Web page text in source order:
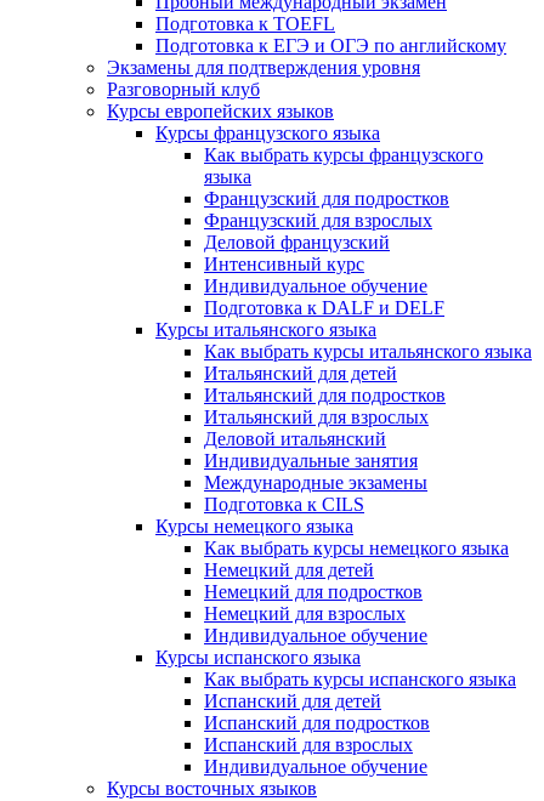
Подготовка к TOEFL
Подготовка к ЕГЭ и ОГЭ по английскому
Экзамены для подтверждения уровня
Разговорный клуб
Курсы европейских языков
Курсы французского языка
Как выбрать курсы французского
языка
Французский для подростков
Французский для взрослых
Деловой французский
Интенсивный курс
Индивидуальное обучение
Подготовка к DALF и DELF
Курсы итальянского языка
Как выбрать курсы итальянского языка
Итальянский для детей
Итальянский для подростков
Итальянский для взрослых
Деловой итальянский
Индивидуальные занятия
Международные экзамены
Подготовка к CILS
Курсы немецкого языка
Как выбрать курсы немецкого языка
Немецкий для детей
Немецкий для подростков
Немецкий для взрослых
Индивидуальное обучение
Курсы испанского языка
Как выбрать курсы испанского языка
Испанский для детей
Испанский для подростков
Испанский для взрослых
Индивидуальное обучение
Курсы восточных языков